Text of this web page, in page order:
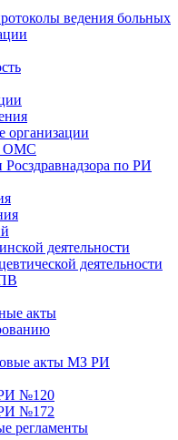
ведения больных
организации
ОМС
по РИ
деятельности
деятельности
акты
акты МЗ РИ
№120
№172
регламенты